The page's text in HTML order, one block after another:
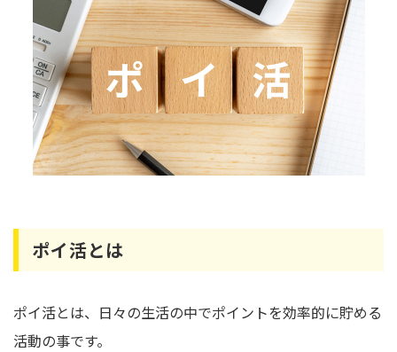
ポイ活とは
ポイ活とは、日々の生活の中でポイントを効率的に貯める
活動の事です。